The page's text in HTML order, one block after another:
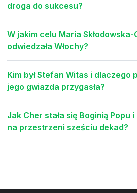
droga do sukcesu?
W jakim celu Maria Skłodowska-
odwiedzała Włochy?
Kim był Stefan Witas i dlaczego
jego gwiazda przygasła?
Jak Cher stała się Boginią Popu
na przestrzeni sześciu dekad?